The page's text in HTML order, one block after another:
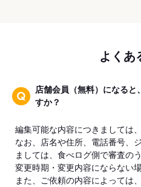
よくあ
店舗会員（無料）になると
すか？
編集可能な内容につきましては、
なお、店名や住所、電話番号、
ましては、食べログ側で審査の
変更時期・変更内容にならない
また、ご依頼の内容によっては